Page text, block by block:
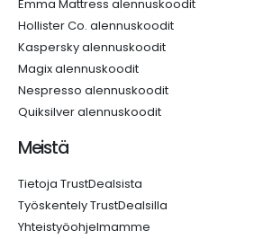
Emma Mattress alennuskoodit
Hollister Co. alennuskoodit
Kaspersky alennuskoodit
Magix alennuskoodit
Nespresso alennuskoodit
Quiksilver alennuskoodit
Meistä
Tietoja TrustDealsista
Työskentely TrustDealsilla
Yhteistyöohjelmamme